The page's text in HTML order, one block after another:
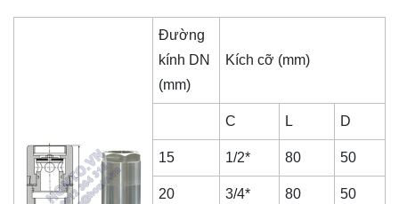
Đường
kính DN
(mm)
Kích cỡ (mm)
C L D
15 1/2* 80 50
20 3/4* 80 50